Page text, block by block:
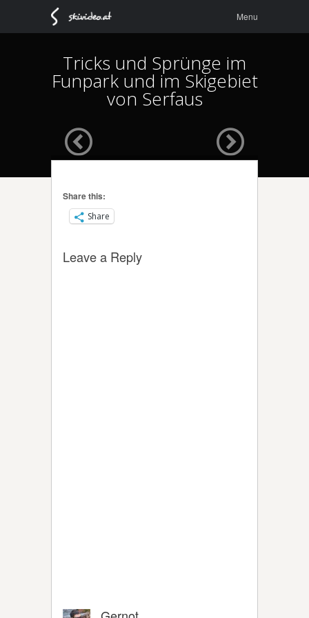
content
Menu
Tricks und Sprünge im
Funpark und im Skigebiet
von Serfaus
Share this:
Share
Leave a Reply